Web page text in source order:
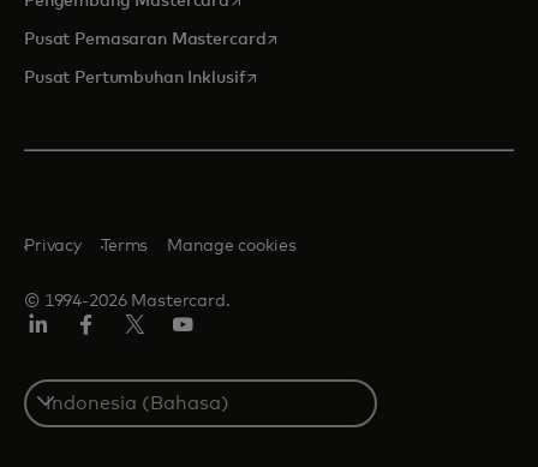
Pusat Pemasaran Mastercardopens in a new tab
Pusat Pertumbuhan Inklusifopens in a new tab
© 1994-2026 Mastercard.
Privacy Terms Manage cookies
Select
a
country